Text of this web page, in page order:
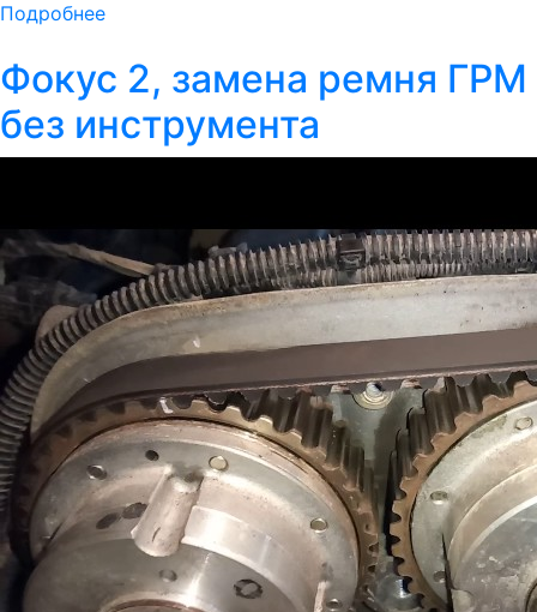
Подробнее
Фокус 2, замена ремня ГРМ
без инструмента